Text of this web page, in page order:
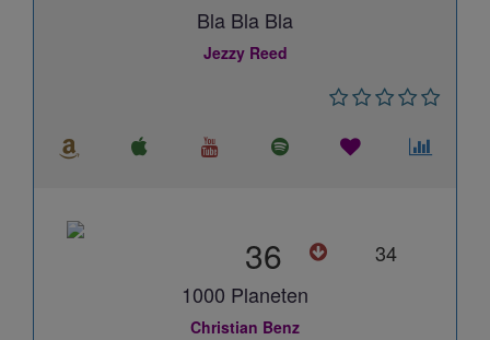
Bla Bla Bla
Jezzy Reed
36
34
1000 Planeten
Christian Benz